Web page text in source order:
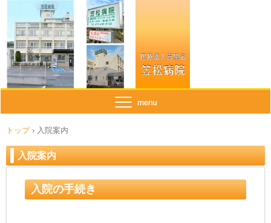
トップ › 入院案内
入院案内
入院の手続き